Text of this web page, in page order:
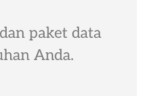
paket data
Anda.